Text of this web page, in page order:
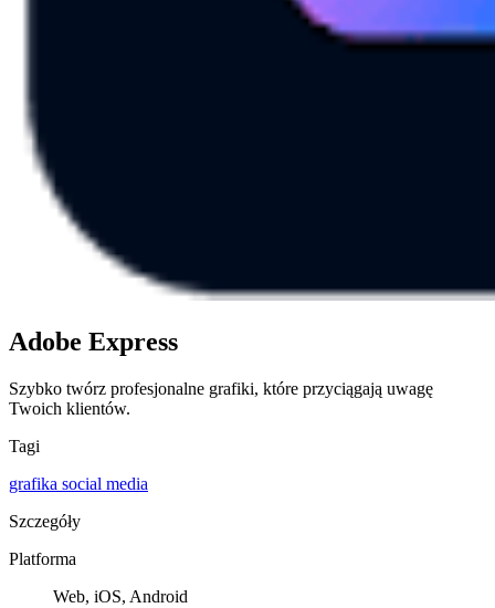
Adobe Express
Szybko twórz profesjonalne grafiki, które przyciągają uwagę
Twoich klientów.
Tagi
grafika social media
Szczegóły
Platforma
Web, iOS, Android